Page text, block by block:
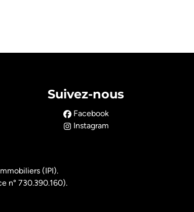
Suivez-nous
Facebook
Instagram
(IPI).
n° 730.390.160).